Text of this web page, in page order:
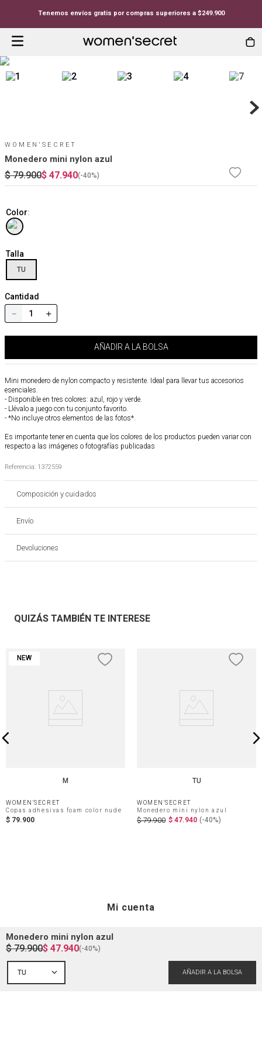
Tenemos envíos gratis por compras superiores a $249.900
Monedero mini nylon azul
$ 79.900$ 47.940(-40%)
TU
WOMEN'SECRET
Monedero mini nylon azul
$ 79.900$ 47.940(-40%)
Color:
Talla
TU
Cantidad
＋
－
AÑADIR A LA BOLSA
Mini monedero de nylon compacto y resistente. Ideal para llevar tus accesorios
esenciales.
- Disponible en tres colores: azul, rojo y verde.
- Llévalo a juego con tu conjunto favorito.
- *No incluye otros elementos de las fotos*.
Es importante tener en cuenta que los colores de los productos pueden variar con
respecto a las imágenes o fotografías publicadas
Referencia: 1372559
Composición y cuidados
Envío
Devoluciones
QUIZÁS TAMBIÉN TE INTERESE
NEW
M
WOMEN'SECRET
Copas adhesivas foam color nude
$ 79.900
TU
WOMEN'SECRET
Monedero mini nylon azul
$ 79.900 $ 47.940 (-40%)
Mi cuenta